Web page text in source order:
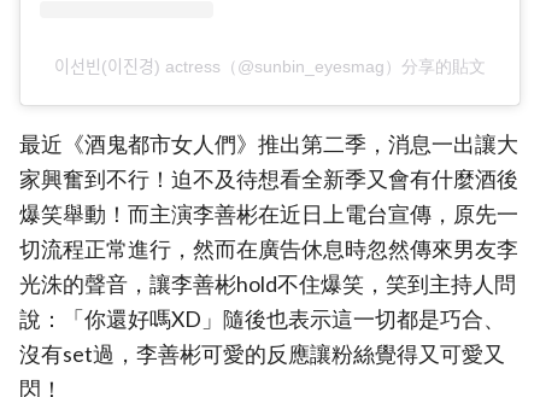
이선빈(이진경) actress（@sunbin_eyesmag）分享的貼文
最近《酒鬼都市女人們》推出第二季，消息一出讓大
家興奮到不行！迫不及待想看全新季又會有什麼酒後
爆笑舉動！而主演李善彬在近日上電台宣傳，原先一
切流程正常進行，然而在廣告休息時忽然傳來男友李
光洙的聲音，讓李善彬hold不住爆笑，笑到主持人問
說：「你還好嗎XD」隨後也表示這一切都是巧合、
沒有set過，李善彬可愛的反應讓粉絲覺得又可愛又
閃！